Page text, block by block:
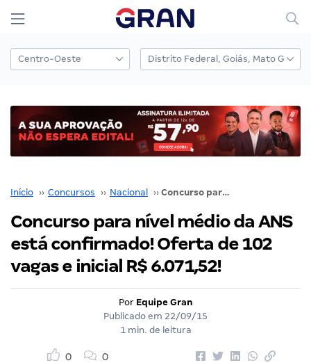
Início ›› Concursos ›› Nacional ›› Concurso para nível médio da ANS está confirmado! Oferta de 102 vagas e inicial R$ 6.071,52!
Concurso para nível médio da ANS
está confirmado! Oferta de 102
vagas e inicial R$ 6.071,52!
Por Equipe Gran
Publicado em 22/09/15
1 min. de leitura
0 0